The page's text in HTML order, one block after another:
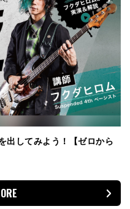
出してみよう！【ゼロから